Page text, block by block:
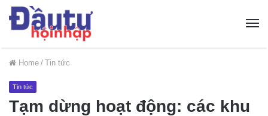
Home / Tin tức
Tin tức
Tạm dừng hoạt động: các khu